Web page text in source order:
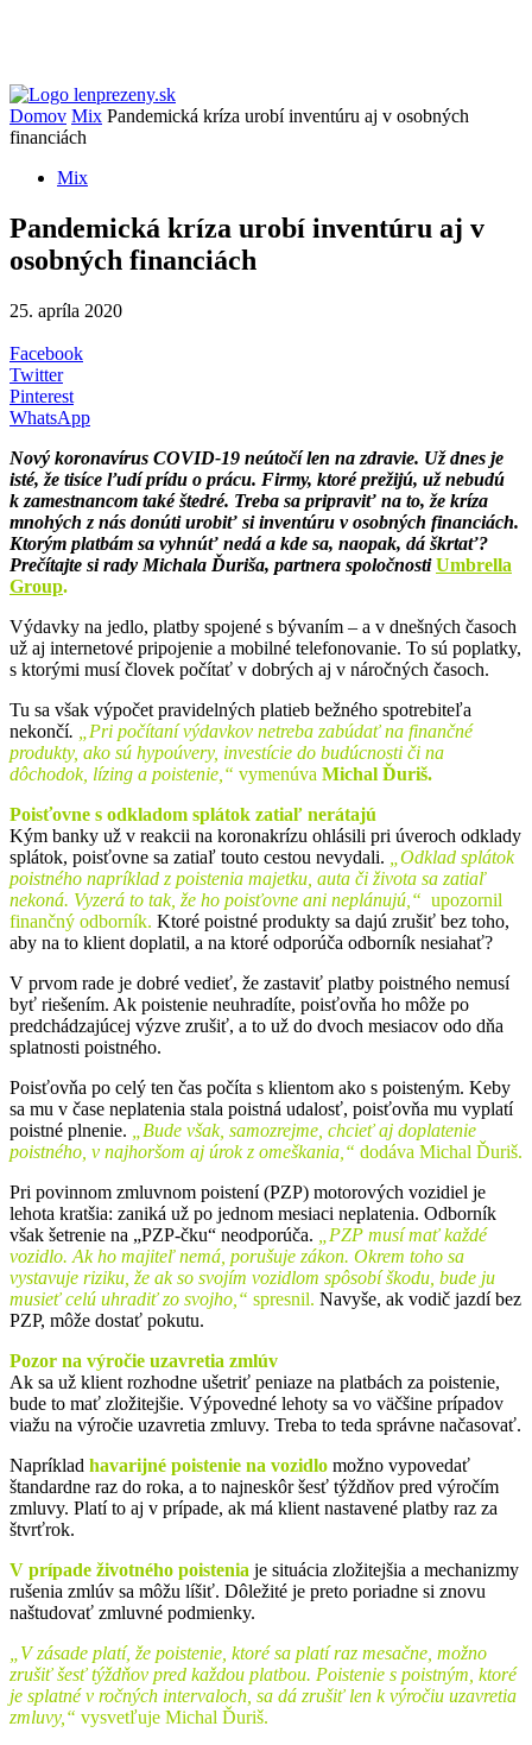
Domov Mix Pandemická kríza urobí inventúru aj v osobných
financiách
Mix
Pandemická kríza urobí inventúru aj v
osobných financiách
25. apríla 2020
Facebook
Twitter
Pinterest
WhatsApp
Nový koronavírus COVID-19 neútočí len na zdravie. Už dnes je
isté, že tisíce ľudí prídu o prácu. Firmy, ktoré prežijú, už nebudú
k zamestnancom také štedré. Treba sa pripraviť na to, že kríza
mnohých z nás donúti urobiť si inventúru v osobných financiách.
Ktorým platbám sa vyhnúť nedá a kde sa, naopak, dá škrtať?
Prečítajte si rady Michala Ďuriša, partnera spoločnosti Umbrella
Group.
Výdavky na jedlo, platby spojené s bývaním – a v dnešných časoch
už aj internetové pripojenie a mobilné telefonovanie. To sú poplatky,
s ktorými musí človek počítať v dobrých aj v náročných časoch.
Tu sa však výpočet pravidelných platieb bežného spotrebiteľa
nekončí. „Pri počítaní výdavkov netreba zabúdať na finančné
produkty, ako sú hypoúvery, investície do budúcnosti či na
dôchodok, lízing a poistenie,“ vymenúva Michal Ďuriš.
Poisťovne s odkladom splátok zatiaľ nerátajú
Kým banky už v reakcii na koronakrízu ohlásili pri úveroch odklady
splátok, poisťovne sa zatiaľ touto cestou nevydali.
„Odklad splátok
poistného napríklad z poistenia majetku, auta či života sa zatiaľ
nekoná. Vyzerá to tak, že ho poisťovne ani neplánujú,“ upozornil
finančný odborník. Ktoré poistné produkty sa dajú zrušiť bez toho,
aby na to klient doplatil, a na ktoré odporúča odborník nesiahať?
V prvom rade je dobré vedieť, že zastaviť platby poistného nemusí
byť riešením. Ak poistenie neuhradíte, poisťovňa ho môže po
predchádzajúcej výzve zrušiť, a to už do dvoch mesiacov odo dňa
splatnosti poistného.
Poisťovňa po celý ten čas počíta s klientom ako s poisteným. Keby
sa mu v čase neplatenia stala poistná udalosť, poisťovňa mu vyplatí
poistné plnenie.
„Bude však, samozrejme, chcieť aj doplatenie
poistného, v najhoršom aj úrok z omeškania,“ dodáva Michal Ďuriš.
Pri povinnom zmluvnom poistení (PZP) motorových vozidiel je
lehota kratšia: zaniká už po jednom mesiaci neplatenia. Odborník
však šetrenie na „PZP-čku“ neodporúča.
„PZP musí mať každé
vozidlo. Ak ho majiteľ nemá, porušuje zákon. Okrem toho sa
vystavuje riziku, že ak so svojím vozidlom spôsobí škodu, bude ju
musieť celú uhradiť zo svojho,“ spresnil. Navyše, ak vodič jazdí bez
PZP, môže dostať pokutu.
Pozor na výročie uzavretia zmlúv
Ak sa už klient rozhodne ušetriť peniaze na platbách za poistenie,
bude to mať zložitejšie. Výpovedné lehoty sa vo väčšine prípadov
viažu na výročie uzavretia zmluvy. Treba to teda správne načasovať.
Napríklad havarijné poistenie na vozidlo možno vypovedať
štandardne raz do roka, a to najneskôr šesť týždňov pred výročím
zmluvy. Platí to aj v prípade, ak má klient nastavené platby raz za
štvrťrok.
V prípade životného poistenia je situácia zložitejšia a mechanizmy
rušenia zmlúv sa môžu líšiť. Dôležité je preto poriadne si znovu
naštudovať zmluvné podmienky.
„V zásade platí, že poistenie, ktoré sa platí raz mesačne, možno
zrušiť šesť týždňov pred každou platbou. Poistenie s poistným, ktoré
je splatné v ročných intervaloch, sa dá zrušiť len k výročiu uzavretia
zmluvy,“ vysvetľuje Michal Ďuriš.